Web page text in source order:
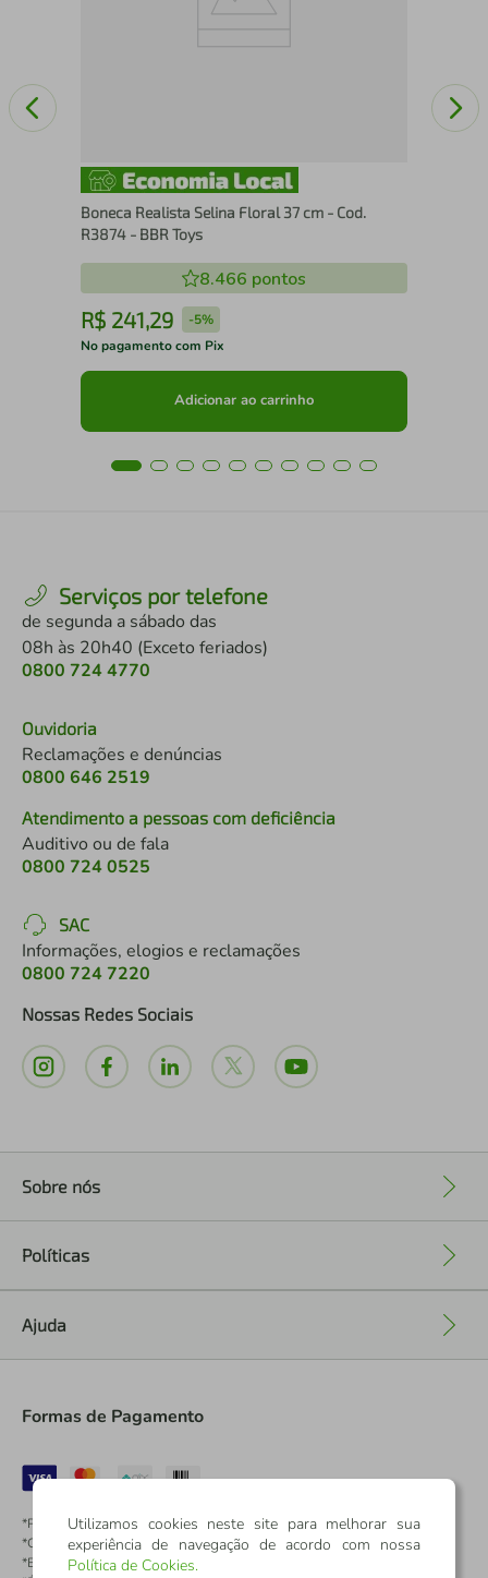
Boneca Realista Selina Floral 37 cm - Cod.
R3874 - BBR Toys
8.466 pontos
R$ 241,29 -5%
No pagamento com Pix
Adicionar ao carrinho
Serviços por telefone
de segunda a sábado das
08h às 20h40 (Exceto feriados)
0800 724 4770
Ouvidoria
Reclamações e denúncias
0800 646 2519
Atendimento a pessoas com deficiência
Auditivo ou de fala
0800 724 0525
SAC
Informações, elogios e reclamações
0800 724 7220
Nossas Redes Sociais
Sobre nós
Políticas
Ajuda
Formas de Pagamento
*Pontos dos Cartões Sicredi
*Cartões Sicredi
*Boleto exclusivo para associados PJ
Utilizamos cookies neste site para melhorar sua
experiência de navegação de acordo com nossa
Política de Cookies.